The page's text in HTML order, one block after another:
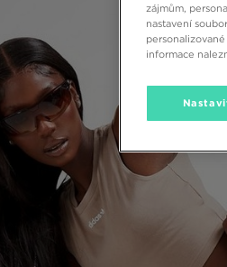
zájmům,
nastavení
informace